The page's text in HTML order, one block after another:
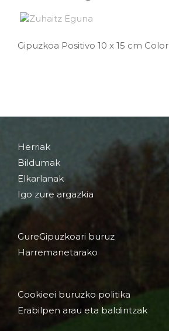
Gipuzkoa Positivo 10 x 15 cm Color
Herriak
Bildumak
Elkarlanak
Igo zure argazkia
GureGipuzkoari buruz
Harremanetarako
Cookieei buruzko politika
Erabilpen arau eta baldintzak